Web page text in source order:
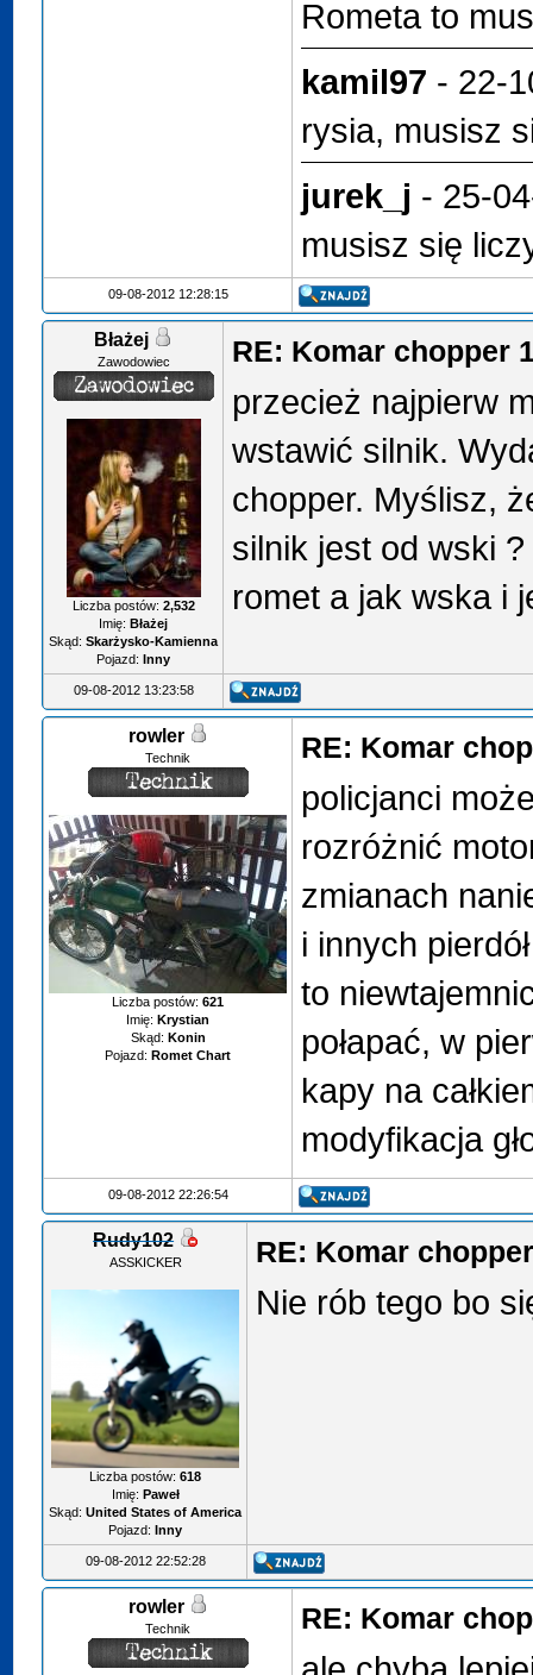
Rometa to
kamil97 - 22-
rysia, musisz
jurek_j - 25-
musisz się
09-08-2012 12:28:15
Błażej
Zawodowiec
Liczba postów: 2,532
Imię: Błażej
Skąd: Skarżysko-Kamienna
Pojazd: Inny
RE: Komar chopper
przecież najpierw
wstawić silnik.
chopper. Myślisz,
silnik jest od wski
romet a jak wska i
09-08-2012 13:23:58
rowler
Technik
Liczba postów:621
Imię: Krystian
Skąd: Konin
Pojazd: Romet Chart
RE: Komar
policjanci
rozróżnić
zmianach
i innych
to
połapać, w
kapy na
modyfikacja
09-08-2012 22:26:54
Rudy102
ASSKICKER
Liczba postów:618
Imię: Paweł
Skąd: United States of America
Pojazd: Inny
RE: Komar
Nie rób tego bo
09-08-2012 22:52:28
rowler
Technik RE: Komar